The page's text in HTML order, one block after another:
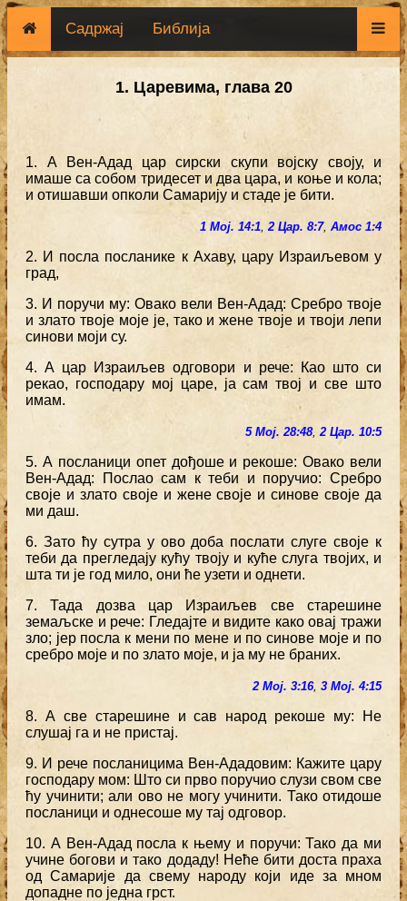
Садржај Библија
1. Царевима, глава 20
1. А Вен-Адад цар сирски скупи војску своју, и
имаше са собом тридесет и два цара, и коње и кола;
и отишавши опколи Самарију и стаде је бити.
1 Мој. 14:1,2 Цар. 8:7, Амос 1:4
2. И посла посланике к Ахаву, цару Израиљевом у
град,
3. И поручи му: Овако вели Вен-Адад: Сребро твоје
и злато твоје моје је, тако и жене твоје и твоји лепи
синови моји су.
4. А цар Израиљев одговори и рече: Као што си
рекао, господару мој царе, ја сам твој и све што
имам.
5 Мој. 28:48,2 Цар. 10:5
5. А посланици опет дођоше и рекоше: Овако вели
Вен-Адад: Послао сам к теби и поручио: Сребро
своје и злато своје и жене своје и синове своје да
ми даш.
6. Зато ћу сутра у ово доба послати слуге своје к
теби да прегледају кућу твоју и куће слуга твојих, и
шта ти је год мило, они ће узети и однети.
7. Тада дозва цар Израиљев све старешине
земаљске и рече: Гледајте и видите како овај тражи
зло; јер посла к мени по мене и по синове моје и по
сребро моје и по злато моје, и ја му не браних.
2 Мој. 3:16, 3 Мој. 4:15
8. А све старешине и сав народ рекоше му: Не
слушај га и не пристај.
9. И рече посланицима Вен-Ададовим: Кажите цару
господару мом: Што си прво поручио слузи свом све
ћу учинити; али ово не могу учинити. Тако отидоше
посланици и однесоше му тај одговор.
10. А Вен-Адад посла к њему и поручи: Тако да ми
учине богови и тако додаду! Неће бити доста праха
од Самарије да свему народу који иде за мном
допадне по једна грст.